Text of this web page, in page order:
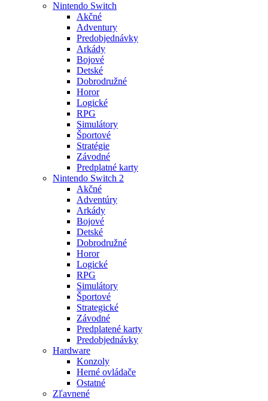
Nintendo Switch
Akčné
Adventury
Predobjednávky
Arkády
Bojové
Detské
Dobrodružné
Horor
Logické
RPG
Simulátory
Športové
Stratégie
Závodné
Predplatné karty
Nintendo Switch 2
Akčné
Adventúry
Arkády
Bojové
Detské
Dobrodružné
Horor
Logické
RPG
Simulátory
Športové
Strategické
Závodné
Predplatené karty
Predobjednávky
Hardware
Konzoly
Herné ovládače
Ostatné
Zľavnené